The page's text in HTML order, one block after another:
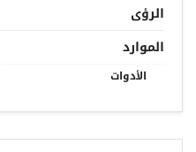
الرؤى
الموارد
الأدوات